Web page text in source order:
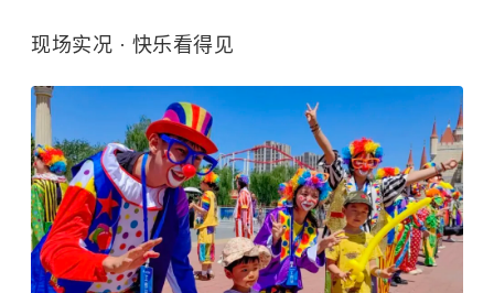
现场实况 · 快乐看得见